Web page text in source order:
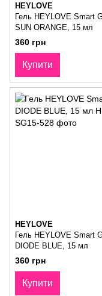
HEYLOVE
Гель HEYLOVE Smart
SUN ORANGE, 15 мл
360 грн
Купити
HEYLOVE
Гель HEYLOVE Smart
DIODE BLUE, 15 мл
360 грн
Купити